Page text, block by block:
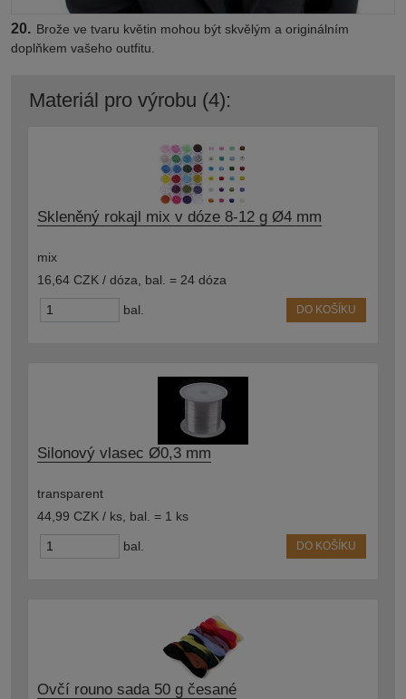
20. Brože ve tvaru květin mohou být skvělým a originálním
doplňkem vašeho outfitu.
Materiál pro výrobu (4):
Skleněný rokajl mix v dóze 8-12 g Ø4 mm
mix
16,64 CZK / dóza
bal. = 24 dóza
bal. DO KOŠÍKU
Silonový vlasec Ø0,3 mm
transparent
44,99 CZK / ks bal. = 1 ks
bal. DO KOŠÍKU
Ovčí rouno sada 50 g česané